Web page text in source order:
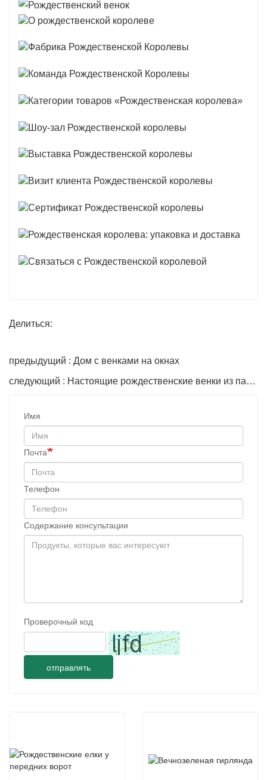
Делиться:
предыдущий : Дом с венками на окнах
следующий : Настоящие рождественские венки из падуба рядом со мной.
Имя
Почта
Телефон
Содержание консультации
Проверочный код
отправлять